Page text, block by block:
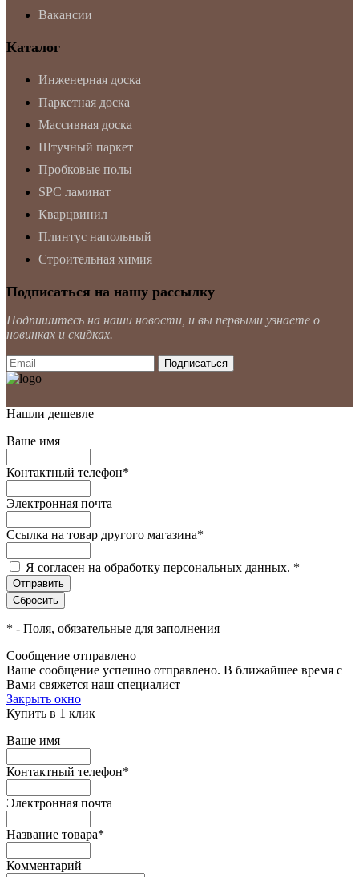
Вакансии
Каталог
Инженерная доска
Паркетная доска
Массивная доска
Штучный паркет
Пробковые полы
SPC ламинат
Кварцвинил
Плинтус напольный
Строительная химия
Подписаться на нашу рассылку
Подпишитесь на наши новости, и вы первыми узнаете о
новинках и скидках.
Нашли дешевле
Ваше имя
Контактный телефон*
Электронная почта
Ссылка на товар другого магазина*
Я согласен на обработку персональных данных. *
* - Поля, обязательные для заполнения
Сообщение отправлено
Ваше сообщение успешно отправлено. В ближайшее время с
Вами свяжется наш специалист
Закрыть окно
Купить в 1 клик
Ваше имя
Контактный телефон*
Электронная почта
Название товара*
Комментарий